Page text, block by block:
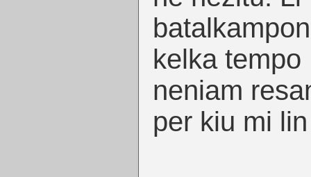
kelka tempo
neniam
per kiu mi